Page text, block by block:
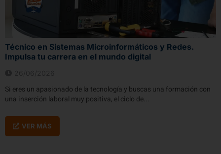
Técnico en Sistemas Microinformáticos y Redes.
Impulsa tu carrera en el mundo digital
Si eres un apasionado de la tecnología y buscas una formación con
una inserción laboral muy positiva, el ciclo de...
VER MÁS